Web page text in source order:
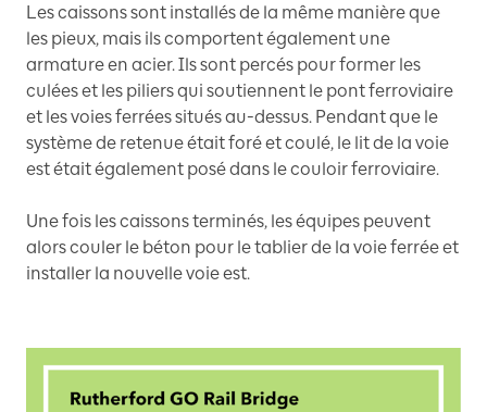
Les caissons sont installés de la même manière que
les pieux, mais ils comportent également une
armature en acier. Ils sont percés pour former les
culées et les piliers qui soutiennent le pont ferroviaire
et les voies ferrées situés au-dessus. Pendant que le
système de retenue était foré et coulé, le lit de la voie
est était également posé dans le couloir ferroviaire.
Une fois les caissons terminés, les équipes peuvent
alors couler le béton pour le tablier de la voie ferrée et
installer la nouvelle voie est.